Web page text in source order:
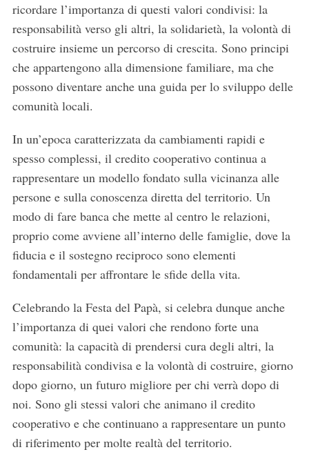
ricordare l’importanza di questi valori condivisi: la
responsabilità verso gli altri, la solidarietà, la volontà di
costruire insieme un percorso di crescita. Sono principi
che appartengono alla dimensione familiare, ma che
possono diventare anche una guida per lo sviluppo delle
comunità locali.
In un’epoca caratterizzata da cambiamenti rapidi e
spesso complessi, il credito cooperativo continua a
rappresentare un modello fondato sulla vicinanza alle
persone e sulla conoscenza diretta del territorio. Un
modo di fare banca che mette al centro le relazioni,
proprio come avviene all’interno delle famiglie, dove la
fiducia e il sostegno reciproco sono elementi
fondamentali per affrontare le sfide della vita.
Celebrando la Festa del Papà, si celebra dunque anche
l’importanza di quei valori che rendono forte una
comunità: la capacità di prendersi cura degli altri, la
responsabilità condivisa e la volontà di costruire, giorno
dopo giorno, un futuro migliore per chi verrà dopo di
noi. Sono gli stessi valori che animano il credito
cooperativo e che continuano a rappresentare un punto
di riferimento per molte realtà del territorio.
S
a
r
c
h
o